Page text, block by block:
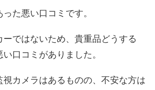
た悪い口コミです。
ーではないため、貴重品どうする
口コミがありました。
視カメラはあるものの、不安な方は